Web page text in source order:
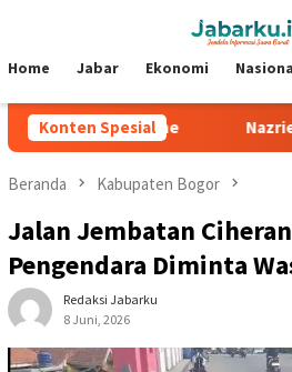
Mobile
Home Jabar Ekonomi
Konten Spesial
di Silverstone Nazriel
Beranda Kabupaten Bogor
Jalan Jembatan
Pengendara Diminta
Redaksi Jabarku
8 Juni, 2026